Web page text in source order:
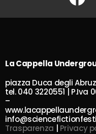
La Cappella
piazza Duca degli
tel. 040 3220551 | P.Iva
–
Trasparenza | Privacy